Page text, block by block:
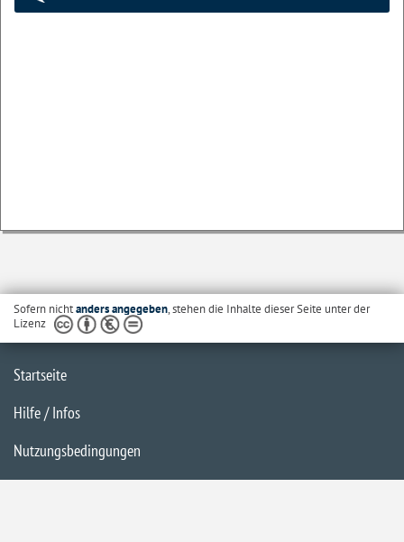
Sofern nichtanders angegeben, stehen die Inhalte dieser Seite unter der
Lizenz
Startseite
Hilfe / Infos
Nutzungsbedingungen